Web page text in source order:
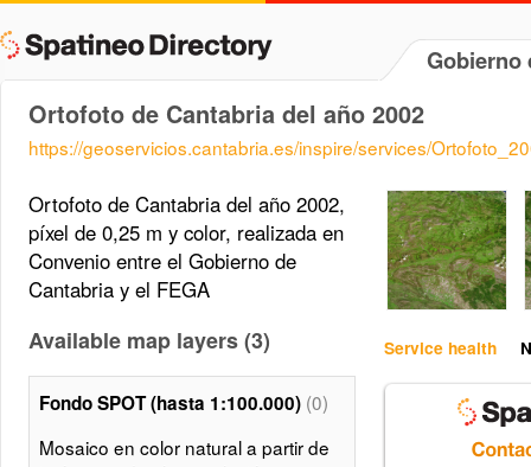
Gobierno
Ortofoto de Cantabria del año 2002
https://geoservicios.cantabria.es/inspire/services/
Service health
Ortofoto de Cantabria del año 2002,
píxel de 0,25 m y color, realizada en
Convenio entre el Gobierno de
Cantabria y el FEGA
Available map layers (3)
Fondo SPOT (hasta 1:100.000) (0)
Mosaico en color natural a partir de